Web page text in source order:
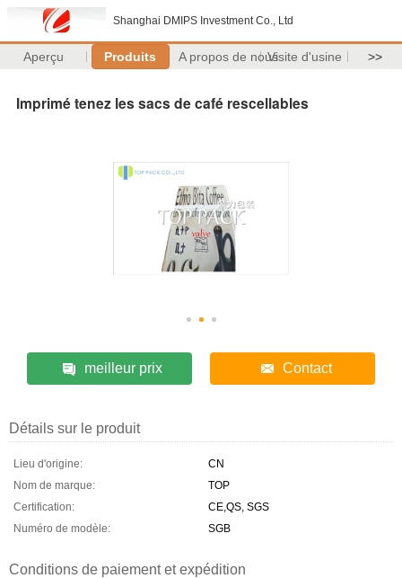
Shanghai DMIPS Investment Co., Ltd
Aperçu Produits A propos de nousVisite d'usine >>
Imprimé tenez les sacs de café rescellables
meilleur prix Contact
Détails sur le produit
Lieu d'origine:
CN
Nom de marque:
TOP
Certification:
CE,QS, SGS
Numéro de modèle:
SGB
Conditions de paiement et expédition